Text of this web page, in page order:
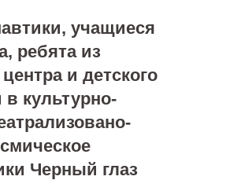
учащиеся
ребята из
и детского
культурно-
Черный глаз